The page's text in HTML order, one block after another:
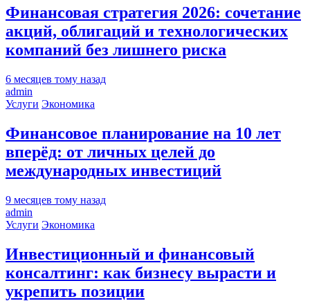
Финансовая стратегия 2026: сочетание
акций, облигаций и технологических
компаний без лишнего риска
6 месяцев тому назад
admin
Услуги Экономика
Финансовое планирование на 10 лет
вперёд: от личных целей до
международных инвестиций
9 месяцев тому назад
admin
Услуги Экономика
Инвестиционный и финансовый
консалтинг: как бизнесу вырасти и
укрепить позиции